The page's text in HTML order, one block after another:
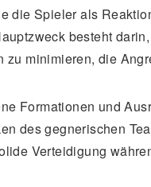
die Spieler als
besteht
minimieren, die
Formationen und
des gegnerischen
Verteidigung